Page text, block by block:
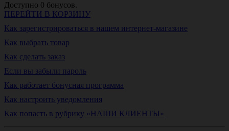
Доступно 0 бонусов.
ПЕРЕЙТИ В КОРЗИНУ
Как зарегистрироваться в нашем интернет-магазине
Как выбрать товар
Как сделать заказ
Если вы забыли пароль
Как работает бонусная программа
Как настроить уведомления
Как попасть в рубрику «НАШИ КЛИЕНТЫ»